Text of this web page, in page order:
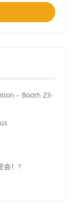
– Booth Z3-
会！?